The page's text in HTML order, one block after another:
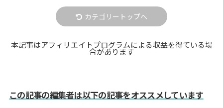
カテゴリートップへ
本記事はアフィリエイトプログラムによる収益を得ている場
合があります
この記事の編集者は以下の記事をオススメしています